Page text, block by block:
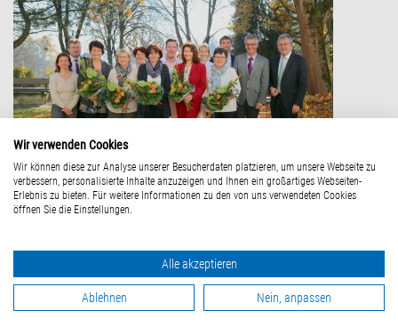
Wir verwenden Cookies
Wir können diese zur Analyse unserer Besucherdaten platzieren, um unsere Webseite zu
verbessern, personalisierte Inhalte anzuzeigen und Ihnen ein großartiges Webseiten-
Erlebnis zu bieten. Für weitere Informationen zu den von uns verwendeten Cookies
öffnen Sie die Einstellungen.
Alle akzeptieren
Ablehnen Nein, anpassen